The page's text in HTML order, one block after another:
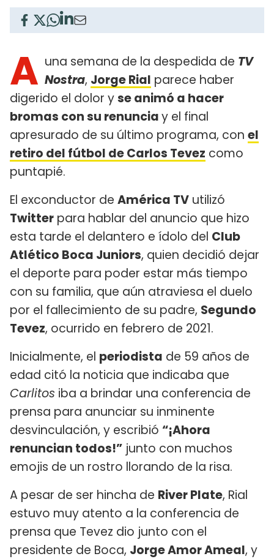
A una semana de la despedida de TV
Nostra, Jorge Rial parece haber
digerido el dolor yse animó a hacer
bromas con su renunciay el final
apresurado de su último programa, con el
retiro del fútbol de Carlos Tevez como
puntapié.
El exconductor de América TV utilizó
Twitter para hablar del anuncio que hizo
esta tarde el delantero e ídolo del Club
Atlético Boca Juniors, quien decidió dejar
el deporte para poder estar más tiempo
con su familia, que aún atraviesa el duelo
por el fallecimiento de su padre, Segundo
Tevez, ocurrido en febrero de 2021.
Inicialmente, el periodista de 59 años de
edad citó la noticia que indicaba que
Carlitos iba a brindar una conferencia de
prensa para anunciar su inminente
desvinculación, y escribió “¡Ahora
renuncian todos!” junto con muchos
emojis de un rostro llorando de la risa.
A pesar de ser hincha de River Plate, Rial
estuvo muy atento a la conferencia de
prensa que Tevez dio junto con el
presidente de Boca, Jorge Amor Ameal, y